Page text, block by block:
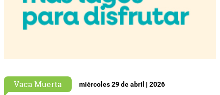
Vaca Muerta miércoles 29 de abril | 2026